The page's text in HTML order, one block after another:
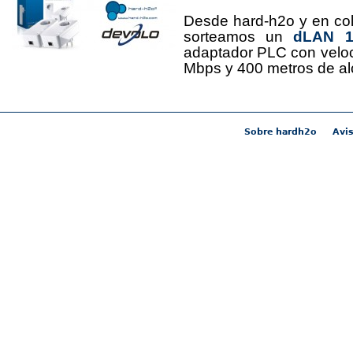
Desde hard-h2o y en
sorteamos undLAN
adaptador PLC con
Mbps y 400 metros de
Sobre hardh2o